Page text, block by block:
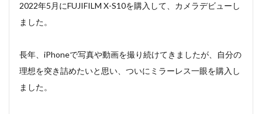
2022年5月にFUJIFILM X-S10を購入して、カメラデビューし
ました。
長年、iPhoneで写真や動画を撮り続けてきましたが、自分の
理想を突き詰めたいと思い、ついにミラーレス一眼を購入し
ました。